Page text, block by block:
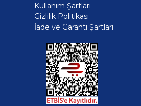
Kullanım Şartları
Gizlilik Politikası
İade ve Garanti Şartları